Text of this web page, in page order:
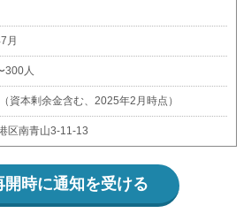
月
300人
資本剰余金含む、2025年2月時点）
区南青山3-11-13
開時に通知を受ける